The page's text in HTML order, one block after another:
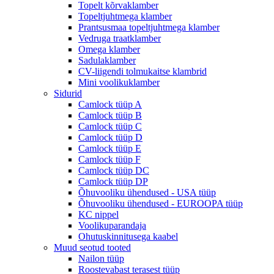
Topelt kõrvaklamber
Topeltjuhtmega klamber
Prantsusmaa topeltjuhtmega klamber
Vedruga traatklamber
Omega klamber
Sadulaklamber
CV-liigendi tolmukaitse klambrid
Mini voolikuklamber
Sidurid
Camlock tüüp A
Camlock tüüp B
Camlock tüüp C
Camlock tüüp D
Camlock tüüp E
Camlock tüüp F
Camlock tüüp DC
Camlock tüüp DP
Õhuvooliku ühendused - USA tüüp
Õhuvooliku ühendused - EUROOPA tüüp
KC nippel
Voolikuparandaja
Ohutuskinnitusega kaabel
Muud seotud tooted
Nailon tüüp
Roostevabast terasest tüüp